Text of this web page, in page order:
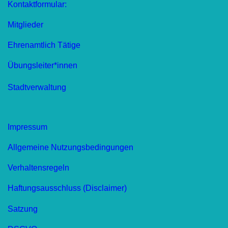
Kontaktformular:
Mitglieder
Ehrenamtlich Tätige
Übungsleiter*innen
Stadtverwaltung
Impressum
Allgemeine Nutzungsbedingungen
Verhaltensregeln
Haftungsausschluss (Disclaimer)
Satzung